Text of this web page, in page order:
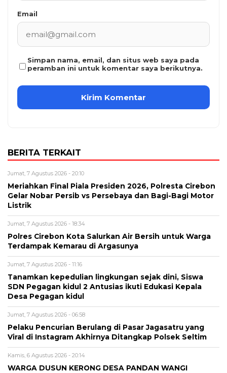
Email
Simpan nama, email, dan situs web saya pada
peramban ini untuk komentar saya berikutnya.
BERITA TERKAIT
Jumat, 7 Agustus 2026 - 20:10
Meriahkan Final Piala Presiden 2026, Polresta Cirebon
Gelar Nobar Persib vs Persebaya dan Bagi-Bagi Motor
Listrik
Jumat, 7 Agustus 2026 - 18:34
Polres Cirebon Kota Salurkan Air Bersih untuk Warga
Terdampak Kemarau di Argasunya
Jumat, 7 Agustus 2026 - 11:16
Tanamkan kepedulian lingkungan sejak dini, Siswa
SDN Pegagan kidul 2 Antusias ikuti Edukasi Kepala
Desa Pegagan kidul
Jumat, 7 Agustus 2026 - 06:58
Pelaku Pencurian Berulang di Pasar Jagasatru yang
Viral di Instagram Akhirnya Ditangkap Polsek Seltim
Kamis, 6 Agustus 2026 - 20:14
WARGA DUSUN KERONG DESA PANDAN WANGI